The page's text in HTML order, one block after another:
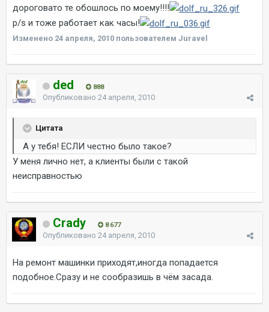
дороговато те обошлось по моему!!!!
p/s и тоже работает как часы!
Изменено 24 апреля, 2010 пользователем Juravel
ded 888
Опубликовано 24 апреля, 2010
Цитата
А у тебя! ЕСЛИ честно было такое?
У меня лично нет, а клиенты были с такой
неисправностью
Crady 8 677
Опубликовано 24 апреля, 2010
На ремонт машинки приходят,иногда попадается
подобное.Сразу и не сообразишь в чём засада.